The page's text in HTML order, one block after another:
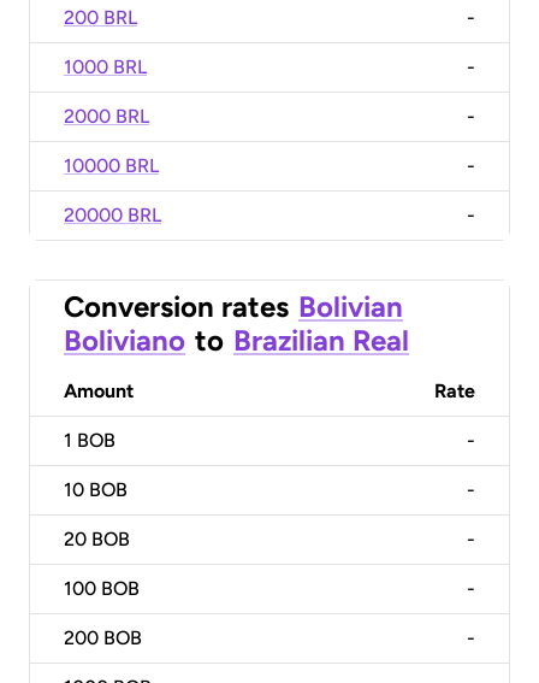
200 BRL -
1000 BRL -
2000 BRL -
10000 BRL -
20000 BRL -
Conversion rates Bolivian
Boliviano to Brazilian Real
Amount Rate
1 BOB -
10 BOB -
20 BOB -
100 BOB -
200 BOB -